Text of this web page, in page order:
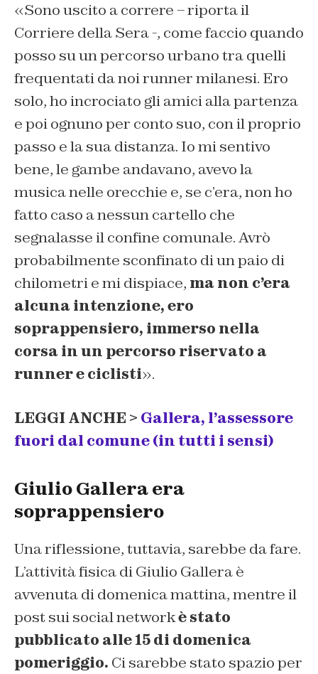
«Sono uscito a correre – riporta il
Corriere della Sera-, come faccio quando
posso su un percorso urbano tra quelli
frequentati da noi runner milanesi. Ero
solo, ho incrociato gli amici alla partenza
e poi ognuno per conto suo, con il proprio
passo e la sua distanza. Io mi sentivo
bene, le gambe andavano, avevo la
musica nelle orecchie e, se c’era, non ho
fatto caso a nessun cartello che
segnalasse il confine comunale. Avrò
probabilmente sconfinato di un paio di
chilometri e mi dispiace, ma non c’era
alcuna intenzione, ero
soprappensiero, immerso nella
corsa in un percorso riservato a
runner e ciclisti».
LEGGI ANCHE > Gallera, l’assessore
fuori dal comune (in tutti i sensi)
Giulio Gallera era
soprappensiero
Una riflessione, tuttavia, sarebbe da fare.
L’attività fisica di Giulio Gallera è
avvenuta di domenica mattina, mentre il
post sui social networkè stato
pubblicato alle 15 di domenica
pomeriggio. Ci sarebbe stato spazio per